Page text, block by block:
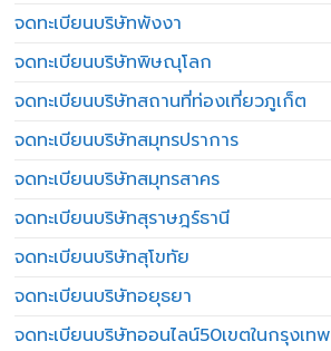
จดทะเบียนบริษัทพังงา
จดทะเบียนบริษัทพิษณุโลก
จดทะเบียนบริษัทสถานที่ท่องเที่ยวภูเก็ต
จดทะเบียนบริษัทสมุทรปราการ
จดทะเบียนบริษัทสมุทรสาคร
จดทะเบียนบริษัทสุราษฎร์ธานี
จดทะเบียนบริษัทสุโขทัย
จดทะเบียนบริษัทอยุธยา
จดทะเบียนบริษัทออนไลน์50เขตในกรุงเทพ